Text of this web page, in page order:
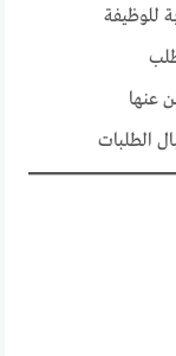
للوظيفة
عنها
الطلبات